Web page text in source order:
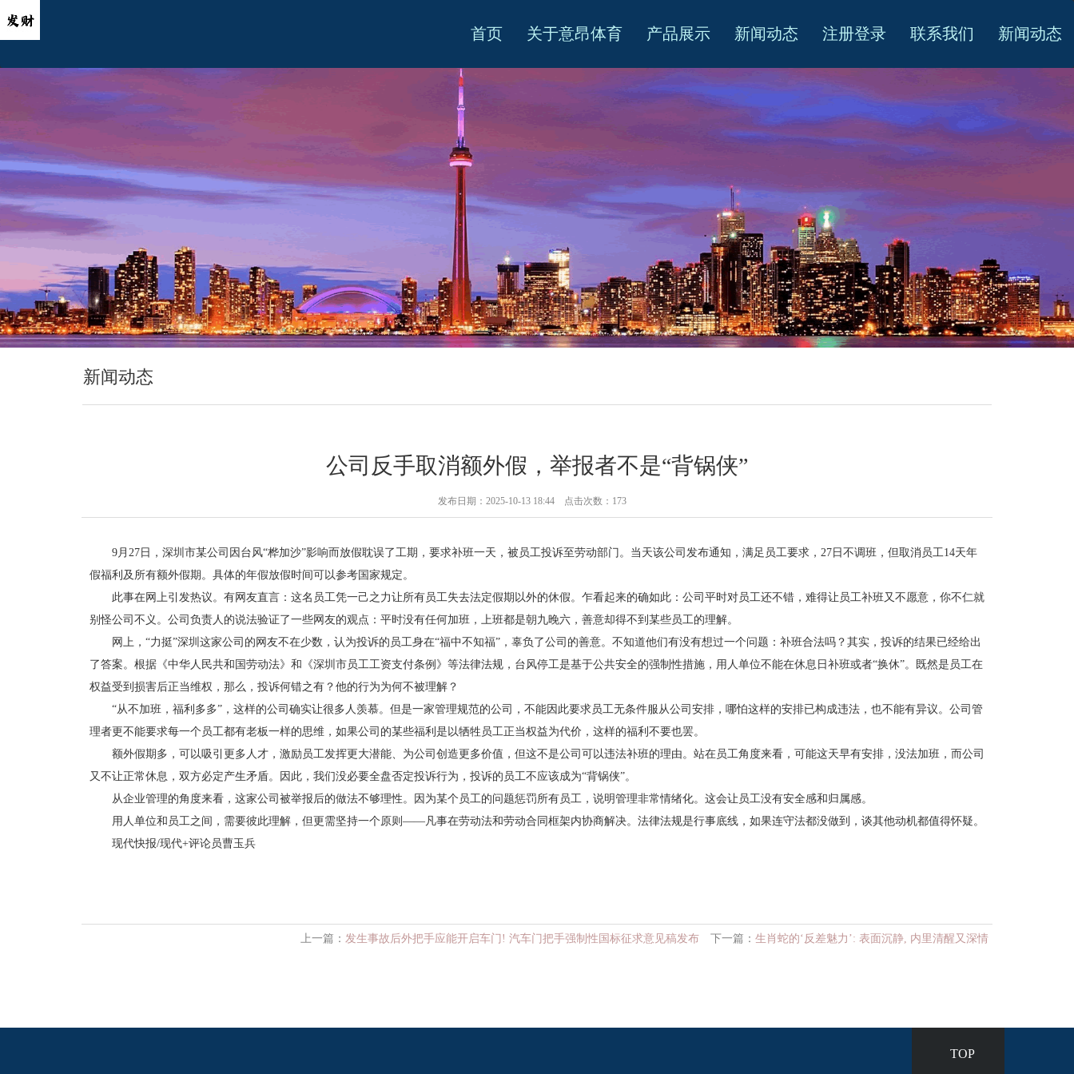
首页 关于意昂体育 产品展示 新闻动态 注册登录 联系我们 新闻动态
新闻动态
公司反手取消额外假，举报者不是“背锅侠”
发布日期：2025-10-13 18:44 点击次数：173
9月27日，深圳市某公司因台风“桦加沙”影响而放假耽误了工期，要求补班一天，被员工投诉至劳动部门。当天该公司发布通知，满足员工要求，27日不调班，但取消员工14天年
假福利及所有额外假期。具体的年假放假时间可以参考国家规定。
此事在网上引发热议。有网友直言：这名员工凭一己之力让所有员工失去法定假期以外的休假。乍看起来的确如此：公司平时对员工还不错，难得让员工补班又不愿意，你不仁就
别怪公司不义。公司负责人的说法验证了一些网友的观点：平时没有任何加班，上班都是朝九晚六，善意却得不到某些员工的理解。
网上，“力挺”深圳这家公司的网友不在少数，认为投诉的员工身在“福中不知福”，辜负了公司的善意。不知道他们有没有想过一个问题：补班合法吗？其实，投诉的结果已经给出
了答案。根据《中华人民共和国劳动法》和《深圳市员工工资支付条例》等法律法规，台风停工是基于公共安全的强制性措施，用人单位不能在休息日补班或者“换休”。既然是员工在
权益受到损害后正当维权，那么，投诉何错之有？他的行为为何不被理解？
“从不加班，福利多多”，这样的公司确实让很多人羡慕。但是一家管理规范的公司，不能因此要求员工无条件服从公司安排，哪怕这样的安排已构成违法，也不能有异议。公司管
理者更不能要求每一个员工都有老板一样的思维，如果公司的某些福利是以牺牲员工正当权益为代价，这样的福利不要也罢。
额外假期多，可以吸引更多人才，激励员工发挥更大潜能、为公司创造更多价值，但这不是公司可以违法补班的理由。站在员工角度来看，可能这天早有安排，没法加班，而公司
又不让正常休息，双方必定产生矛盾。因此，我们没必要全盘否定投诉行为，投诉的员工不应该成为“背锅侠”。
从企业管理的角度来看，这家公司被举报后的做法不够理性。因为某个员工的问题惩罚所有员工，说明管理非常情绪化。这会让员工没有安全感和归属感。
用人单位和员工之间，需要彼此理解，但更需坚持一个原则——凡事在劳动法和劳动合同框架内协商解决。法律法规是行事底线，如果连守法都没做到，谈其他动机都值得怀疑。
现代快报/现代+评论员曹玉兵
上一篇： 发生事故后外把手应能开启车门! 汽车门把手强制性国标征求意见稿发布 下一篇： 生肖蛇的‘反差魅力’: 表面沉静, 内里清醒又深情
TOP